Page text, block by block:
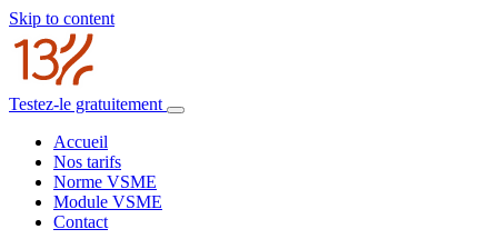
Skip to content
Testez-le gratuitement
Accueil
Nos tarifs
Norme VSME
Module VSME
Contact